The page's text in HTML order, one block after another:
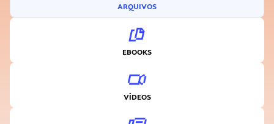
ARQUIVOS
EBOOKS
VÍDEOS